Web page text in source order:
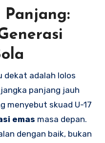
Panjang:
dekat adalah lolos
panjang jauh
menyebut skuad U-17
emas masa depan.
dengan baik, bukan